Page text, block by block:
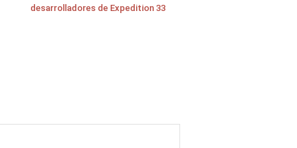
desarrolladores de Expedition 33